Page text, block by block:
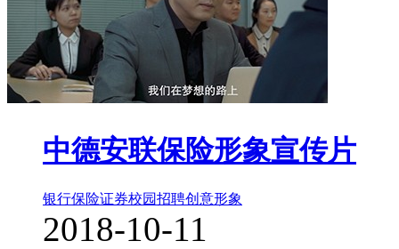
中德安联保险形象宣传片
银行保险证券校园招聘创意形象
2018-10-11